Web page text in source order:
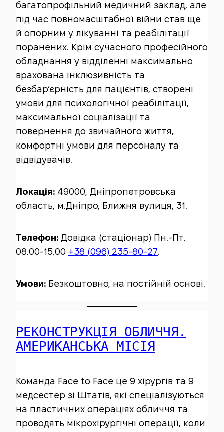
багатопрофільний медичний заклад, але
під час повномасштабної війни став ще
й опорним у лікуванні та реабілітації
поранених. Крім сучасного професійного
обладнання у відділенні максимально
врахована інклюзивність та
безбар’єрність для пацієнтів, створені
умови для психологічної реабілітації,
максимальної соціалізації та
повернення до звичайного життя,
комфортні умови для персоналу та
відвідувачів.
Локація: 49000, Дніпропетровська
область, м.Дніпро, Ближня вулиця, 31.
Телефон: Довідка (стаціонар) Пн.-Пт.
08.00-15.00 +38 (096) 235-80-27.
Умови: Безкоштовно, на постійній основі.
РЕКОНСТРУКЦІЯ ОБЛИЧЧЯ.
АМЕРИКАНСЬКА МІСІЯ
Команда Face to Face це 9 хірургів та 9
медсестер зі Штатів, які спеціалізуються
на пластичних операціях обличчя та
проводять мікрохірургічні операції, коли